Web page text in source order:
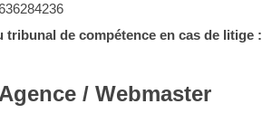
tribunal de compétence en cas de litige :
/ Webmaster